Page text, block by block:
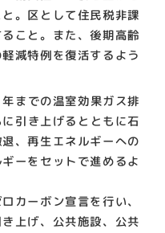
。区として住民税非課
こと。また、後期高齢
減特例を復活するよう
までの温室効果ガス排
引き上げるとともに石
、再生エネルギーへの
ーをセットで進めるよ
カーボン宣言を行い、
上げ、公共施設、公共